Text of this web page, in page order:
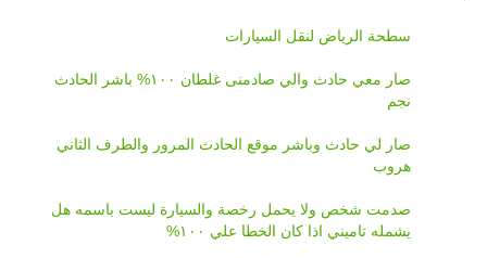
سطحة الرياض لنقل السيارات
صار معي حادث والي صادمنى غلطان ١٠٠% باشر الحادث
نجم
صار لي حادث وباشر موقع الحادث المرور والطرف الثاني
هروب
صدمت شخص ولا يحمل رخصة والسيارة ليست باسمه هل
يشمله تاميني اذا كان الخطا علي ١٠٠%